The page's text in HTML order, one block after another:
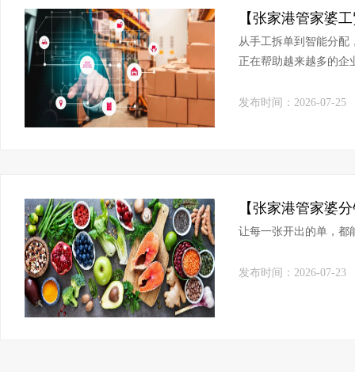
从手工拆单到智能分配
正在帮助越来越多的企
发布时间：2026-07-25
让每一张开出的单，都
发布时间：2026-07-23